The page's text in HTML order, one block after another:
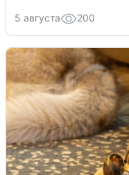
5 августа 200